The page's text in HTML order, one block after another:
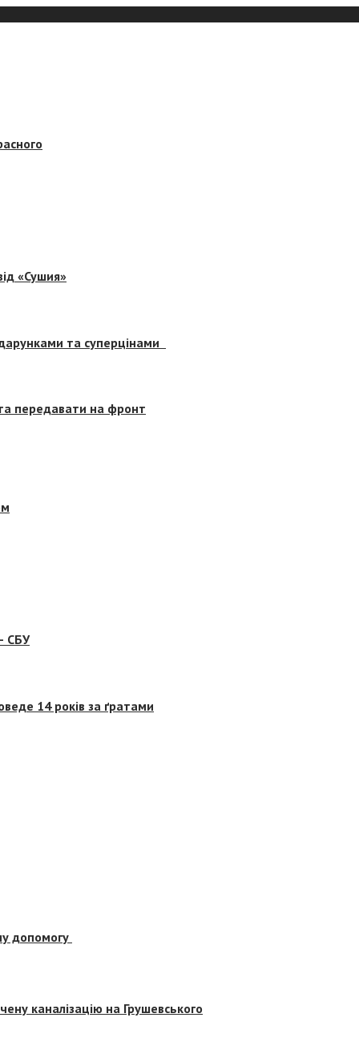
«Сушия»
та суперцінами
передавати на фронт
СБУ
14 років за ґратами
допомогу
каналізацію на Грушевського